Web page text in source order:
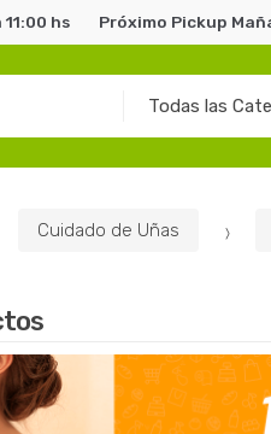
hs Próximo Pickup
Cuidado de Uñas